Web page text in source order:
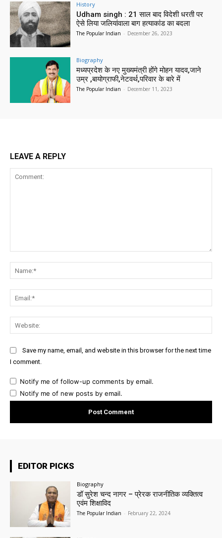
History
Udham singh : 21 साल बाद विदेशी धरती पर
ऐसे लिया जलियांवाला बाग हत्याकांड का बदला
The Popular Indian - December 26, 2023
Biography
मध्यप्रदेश के नए मुख्यमंत्री होंगे मोहन यादव,जाने
उम्र ,बायोग्राफी,नेटवर्थ,परिवार के बारे में
The Popular Indian - December 11, 2023
LEAVE A REPLY
Save my name, email, and website in this browser for the next time
I comment.
Notify me of follow-up comments by email.
Notify me of new posts by email.
EDITOR PICKS
Biography
डॉ सुरेश चन्द नागर – प्रेरक राजनीतिक व्यक्तित्व
एवंम शिक्षाविद
The Popular Indian - February 22, 2024